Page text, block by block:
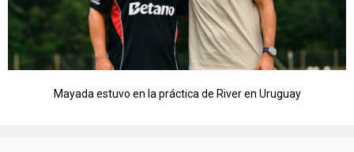
Mayada estuvo en la práctica de River en Uruguay